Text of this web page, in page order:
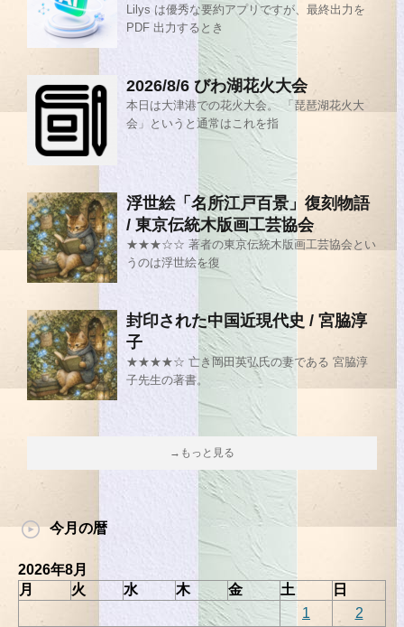
Lilys は優秀な要約アプリですが、最終出力を
PDF 出力するとき
2026/8/6 びわ湖花火大会
本日は大津港での花火大会。 「琵琶湖花火大
会」というと通常はこれを指
浮世絵「名所江戸百景」復刻物語
/ 東京伝統木版画工芸協会
★★★☆☆ 著者の東京伝統木版画工芸協会とい
うのは浮世絵を復
封印された中国近現代史 / 宮脇淳
子
★★★★☆ 亡き岡田英弘氏の妻である 宮脇淳
子先生の著書。
→もっと見る
今月の暦
2026年8月
月
火 水 木 金 土
日
1
2